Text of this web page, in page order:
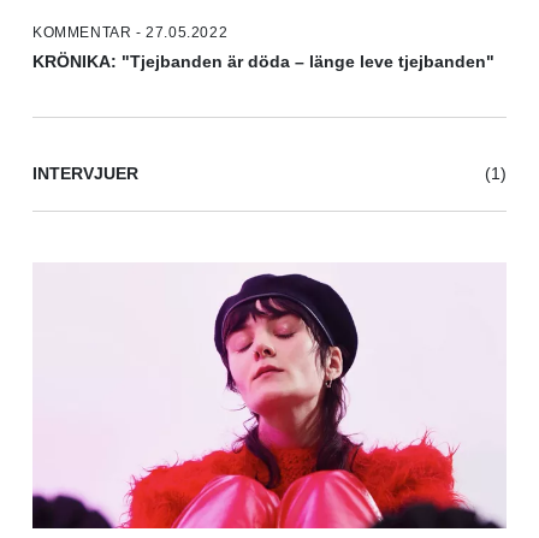
KOMMENTAR - 27.05.2022
KRÖNIKA: "Tjejbanden är döda – länge leve tjejbanden"
INTERVJUER (1)